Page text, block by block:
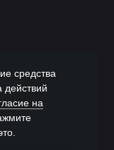
средства
действий
на